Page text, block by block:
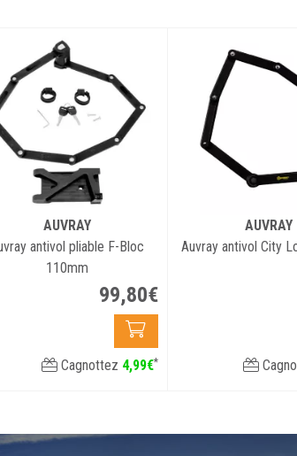
AUVRAY
antivol pliable F-Bloc
110mm
99,80€
Cagnottez 4,99€*
AUVRAY
Auvray antivol City